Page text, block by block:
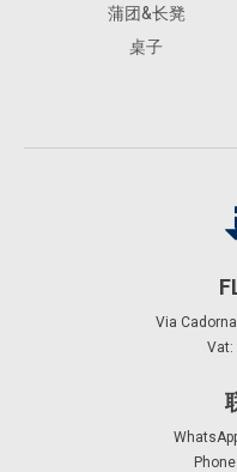
蒲团&长凳
桌子
Via
Vat: